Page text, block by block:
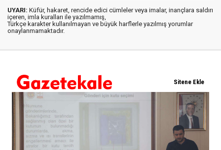
UYARI: Küfür, hakaret, rencide edici cümleler veya imalar, inançlara saldırı
içeren, imla kuralları ile yazılmamış,
Türkçe karakter kullanılmayan ve büyük harflerle yazılmış yorumlar
onaylanmamaktadır.